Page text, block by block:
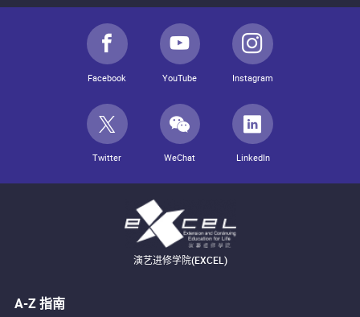
Facebook YouTube Instagram
Twitter WeChat LinkedIn
演艺进修学院(EXCEL)
A-Z 指南